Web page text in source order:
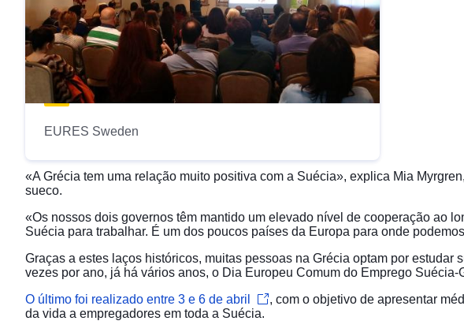
EURES Sweden
«A Grécia tem uma relação muito positiva com a Suécia», explica Mia
sueco.
«Os nossos dois governos têm mantido um elevado nível de cooperação ao
Suécia para trabalhar. É um dos poucos países da Europa para onde
Graças a estes laços históricos, muitas pessoas na Grécia optam por
vezes por ano, já há vários anos, o Dia Europeu Comum do Emprego Suécia-
O último foi realizado entre 3 e 6 de abril
, com o objetivo de apresentar
da vida a empregadores em toda a Suécia.